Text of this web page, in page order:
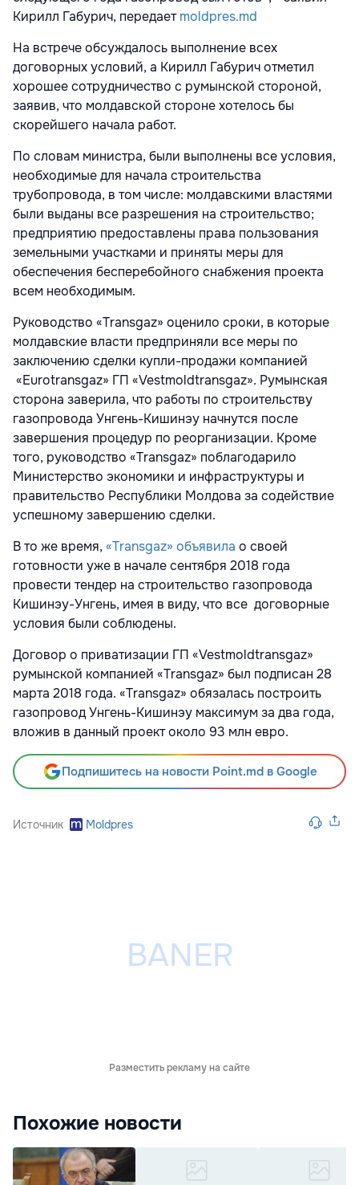
Кирилл Габурич, передаетmoldpres.md
На встрече обсуждалось выполнение всех
договорных условий, а Кирилл Габурич отметил
хорошее сотрудничество с румынской стороной,
заявив, что молдавской стороне хотелось бы
скорейшего начала работ.
По словам министра, были выполнены все условия,
необходимые для начала строительства
трубопровода, в том числе: молдавскими властями
были выданы все разрешения на строительство;
предприятию предоставлены права пользования
земельными участками и приняты меры для
обеспечения бесперебойного снабжения проекта
всем необходимым.
Руководство «Transgaz» оценило сроки, в которые
молдавские власти предприняли все меры по
заключению сделки купли-продажи компанией
«Eurotransgaz» ГП «Vestmoldtransgaz». Румынская
сторона заверила, что работы по строительству
газопровода Унгень-Кишинэу начнутся после
завершения процедур по реорганизации. Кроме
того, руководство «Transgaz» поблагодарило
Министерство экономики и инфраструктуры и
правительство Республики Молдова за содействие
успешному завершению сделки.
В то же время, «Transgaz» объявила о своей
готовности уже в начале сентября 2018 года
провести тендер на строительство газопровода
Кишинэу-Унгень, имея в виду, что все договорные
условия были соблюдены.
Договор о приватизации ГП «Vestmoldtransgaz»
румынской компанией «Transgaz» был подписан 28
марта 2018 года. «Transgaz» обязалась построить
газопровод Унгень-Кишинэу максимум за два года,
вложив в данный проект около 93 млн евро.
Подпишитесь на новости Point.md в Google
Источник Moldpres
Разместить рекламу на сайте
Похожие новости